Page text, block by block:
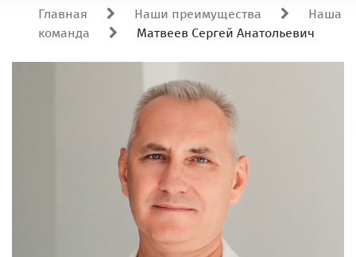
Главная Наши преимущества
Наша
команда
Матвеев Сергей Анатольевич